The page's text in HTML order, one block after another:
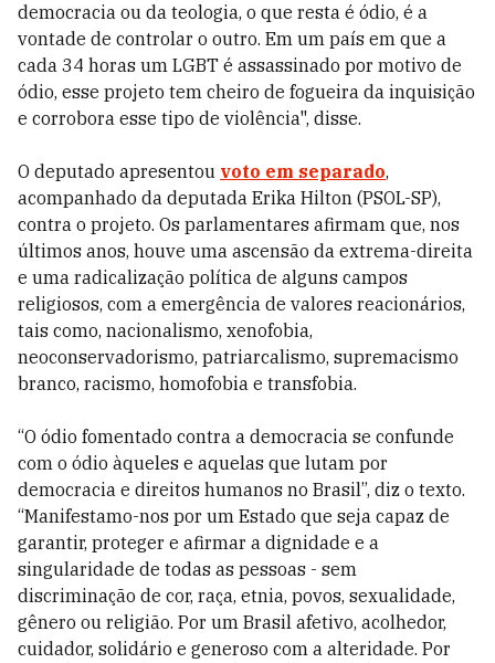
democracia ou da teologia, o que resta é ódio, é a
vontade de controlar o outro. Em um país em que a
cada 34 horas um LGBT é assassinado por motivo de
ódio, esse projeto tem cheiro de fogueira da inquisição
e corrobora esse tipo de violência", disse.
O deputado apresentou voto em separado,
acompanhado da deputada Erika Hilton (PSOL-SP),
contra o projeto. Os parlamentares afirmam que, nos
últimos anos, houve uma ascensão da extrema-direita
e uma radicalização política de alguns campos
religiosos, com a emergência de valores reacionários,
tais como, nacionalismo, xenofobia,
neoconservadorismo, patriarcalismo, supremacismo
branco, racismo, homofobia e transfobia.
“O ódio fomentado contra a democracia se confunde
com o ódio àqueles e aquelas que lutam por
democracia e direitos humanos no Brasil”, diz o texto.
“Manifestamo-nos por um Estado que seja capaz de
garantir, proteger e afirmar a dignidade e a
singularidade de todas as pessoas - sem
discriminação de cor, raça, etnia, povos, sexualidade,
gênero ou religião. Por um Brasil afetivo, acolhedor,
cuidador, solidário e generoso com a alteridade. Por